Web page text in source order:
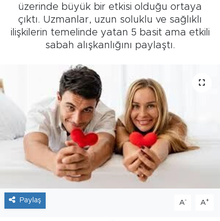
üzerinde büyük bir etkisi olduğu ortaya
çıktı. Uzmanlar, uzun soluklu ve sağlıklı
ilişkilerin temelinde yatan 5 basit ama etkili
sabah alışkanlığını paylaştı.
Paylaş A- A+
Sağlık
Kültür Sanat
Resmi İlanlar
Söyleşi
Foto Şaka
Teknoloji
Politika
Son Dakika Haberleri
Haber Arşivi